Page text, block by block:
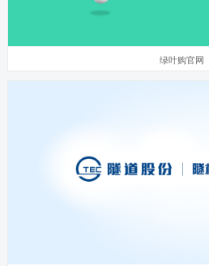
绿叶购官网